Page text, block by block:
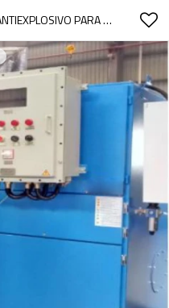
UNIDAD DE FILTRO DE AIRE ANTIEXPLOSIVO PARA DISPOSITIVO DE CRIBADO DE LASTRE / POLVO COLECTOR DE POLVO ATEX AUTOLIMPIANTE